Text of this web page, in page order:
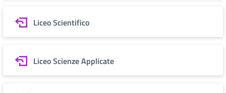
Liceo Scientifico
Liceo Scienze Applicate